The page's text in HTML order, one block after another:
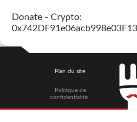
Donate - Crypto:
Plan du site
Politique de
confidentialité